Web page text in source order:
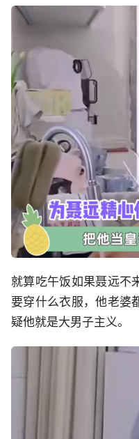
就算吃午饭如果聂远不
要穿什么衣服，他老婆
疑他就是大男子主义。